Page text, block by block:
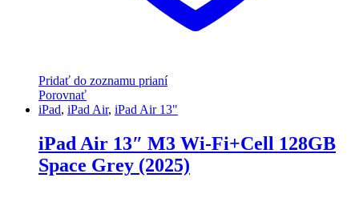
Pridať do zoznamu prianí
Porovnať
iPad, iPad Air, iPad Air 13"
iPad Air 13″ M3 Wi-Fi+Cell 128GB
Space Grey (2025)